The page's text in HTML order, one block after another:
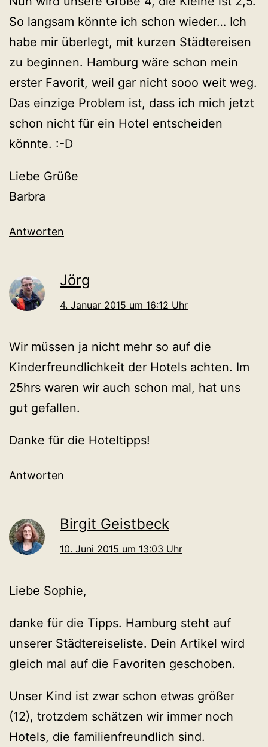
So langsam könnte ich schon wieder… Ich
habe mir überlegt, mit kurzen Städtereisen
zu beginnen. Hamburg wäre schon mein
erster Favorit, weil gar nicht sooo weit weg.
Das einzige Problem ist, dass ich mich jetzt
schon nicht für ein Hotel entscheiden
könnte. :-D
Liebe Grüße
Barbra
Antworten
Jörg
4. Januar 2015 um 16:12 Uhr
Wir müssen ja nicht mehr so auf die
Kinderfreundlichkeit der Hotels achten. Im
25hrs waren wir auch schon mal, hat uns
gut gefallen.
Danke für die Hoteltipps!
Antworten
Birgit Geistbeck
10. Juni 2015 um 13:03 Uhr
Liebe Sophie,
danke für die Tipps. Hamburg steht auf
unserer Städtereiseliste. Dein Artikel wird
gleich mal auf die Favoriten geschoben.
Unser Kind ist zwar schon etwas größer
(12), trotzdem schätzen wir immer noch
Hotels, die familienfreundlich sind.